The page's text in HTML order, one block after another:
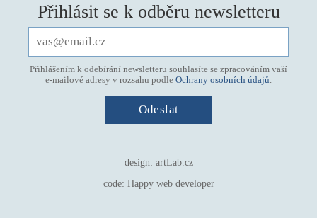
Přihlásit se k odběru newsletteru
Přihlášením k odebírání newsletteru souhlasíte se zpracováním vaší
e-mailové adresy v rozsahu podle Ochrany osobních údajů
design: artLab.cz
code: Happy web developer